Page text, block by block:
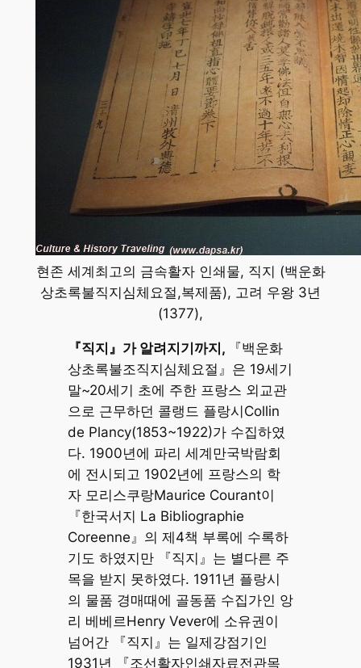
현존 세계최고의 금속활자 인쇄물, 직지 (백운화
상초록불직지심체요절,복제품), 고려 우왕 3년
(1377),
『직지』가 알려지기까지,
『백운화
상초록불조직지심체요절』은 19세기
말~20세기 초에 주한 프랑스 외교관
으로 근무하던 콜랭드 플랑시Collin
de Plancy(1853~1922)가 수집하였
다. 1900년에 파리 세계만국박람회
에 전시되고 1902년에 프랑스의 학
자 모리스쿠랑Maurice Courant이
『한국서지 La Bibliographie
Coreenne』의 제4책 부록에 수록하
기도 하였지만 『직지』는 별다른 주
목을 받지 못하였다. 1911년 플랑시
의 물품 경매때에 골동품 수집가인 앙
리 베베르Henry Vever에 소유권이
넘어간 『직지』는 일제강점기인
1931년 『조선활자인쇄자료전관목